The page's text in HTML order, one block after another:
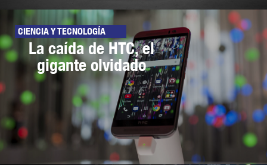
CIENCIA Y TECNOLOGÍA
La caída de HTC, el
gigante olvidado